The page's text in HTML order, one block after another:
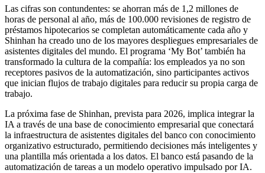
Las cifras son contundentes: se ahorran más de 1,2 millones de
horas de personal al año, más de 100.000 revisiones de registro de
préstamos hipotecarios se completan automáticamente cada año y
Shinhan ha creado uno de los mayores despliegues empresariales de
asistentes digitales del mundo. El programa ‘My Bot’ también ha
transformado la cultura de la compañía: los empleados ya no son
receptores pasivos de la automatización, sino participantes activos
que inician flujos de trabajo digitales para reducir su propia carga de
trabajo.
La próxima fase de Shinhan, prevista para 2026, implica integrar la
IA a través de una base de conocimiento empresarial que conectará
la infraestructura de asistentes digitales del banco con conocimiento
organizativo estructurado, permitiendo decisiones más inteligentes y
una plantilla más orientada a los datos. El banco está pasando de la
automatización de tareas a un modelo operativo impulsado por IA.